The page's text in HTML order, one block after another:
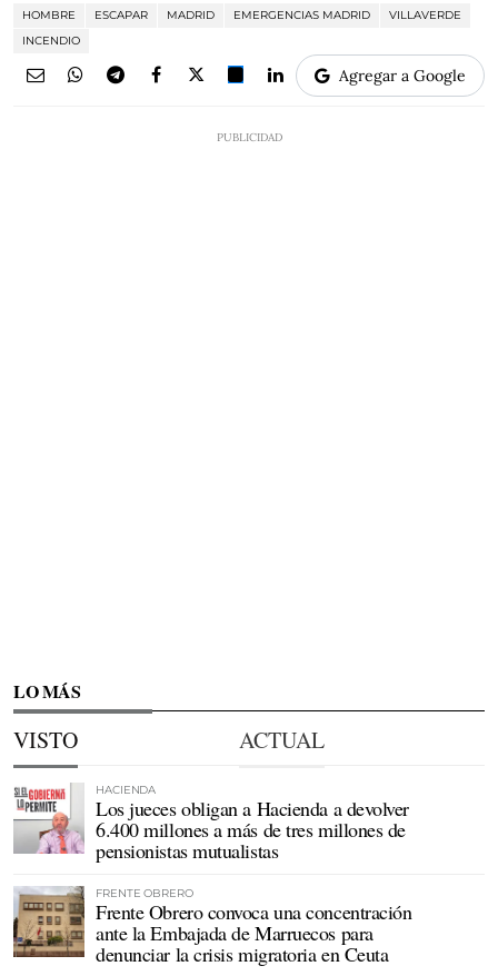
HOMBRE ESCAPAR MADRID EMERGENCIAS MADRID
VILLAVERDE
INCENDIO
Agregar a Google
LO MÁS
VISTO ACTUAL
HACIENDA
Los jueces obligan a Hacienda a devolver
6.400 millones a más de tres millones de
pensionistas mutualistas
FRENTE OBRERO
Frente Obrero convoca una concentración
ante la Embajada de Marruecos para
denunciar la crisis migratoria en Ceuta